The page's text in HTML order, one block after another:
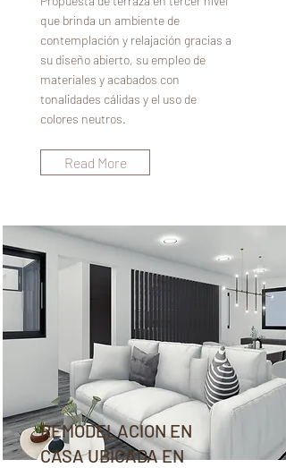
que brinda un ambiente de
contemplación y relajación gracias a
su diseño abierto, su empleo de
materiales y acabados con
tonalidades cálidas y el uso de
colores neutros.
Read More
REMODELACION EN
CASA UBICADA EN